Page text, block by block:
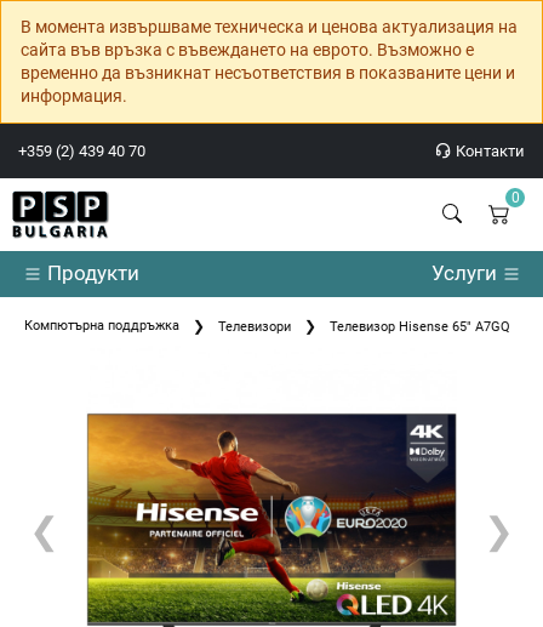
В момента извършваме техническа и ценова актуализация на
сайта във връзка с въвеждането на еврото. Възможно е
временно да възникнат несъответствия в показваните цени и
информация.
+359 (2) 439 40 70 Контакти
0
Продукти Услуги
Компютърна поддръжка Телевизори Телевизор Hisense 65" A7GQ
❮ ❯